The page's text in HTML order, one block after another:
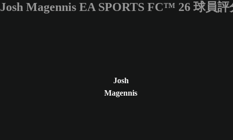
請輸入至少 3 個字元或數字
Josh Magennis EA SPORTS FC™ 26 球員評
Josh
Magennis